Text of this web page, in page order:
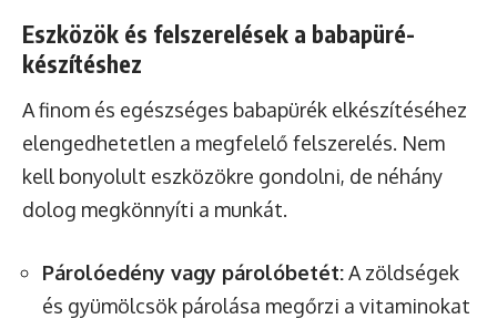
Eszközök és felszerelések a babapüré-
készítéshez
A finom és egészséges babapürék elkészítéséhez
elengedhetetlen a megfelelő felszerelés. Nem
kell bonyolult eszközökre gondolni, de néhány
dolog megkönnyíti a munkát.
Párolóedény vagy párolóbetét:A zöldségek
és gyümölcsök párolása megőrzi a vitaminokat